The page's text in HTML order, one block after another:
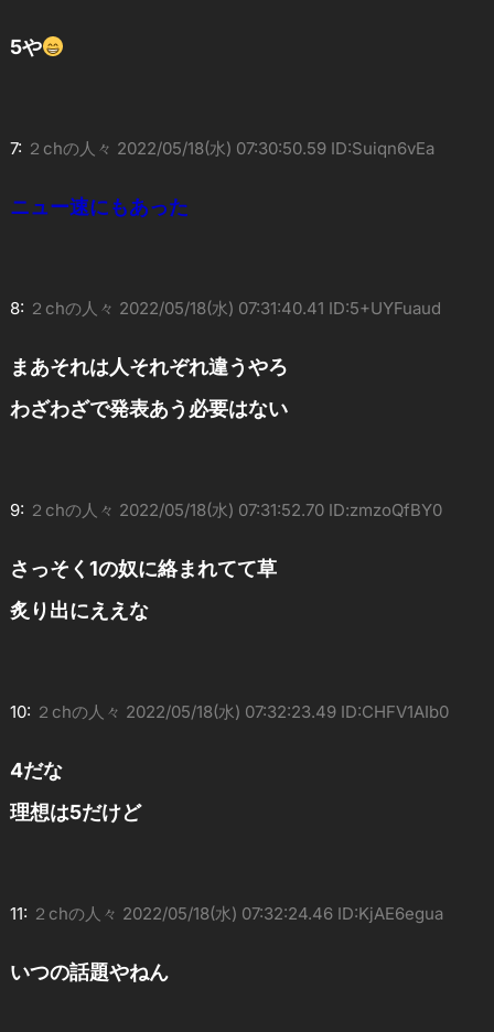
5や
7: ２chの人々 2022/05/18(水) 07:30:50.59 ID:Suiqn6vEa
ニュー速にもあった
8: ２chの人々 2022/05/18(水) 07:31:40.41 ID:5+UYFuaud
まあそれは人それぞれ違うやろ
わざわざで発表あう必要はない
9: ２chの人々 2022/05/18(水) 07:31:52.70 ID:zmzoQfBY0
さっそく1の奴に絡まれてて草
炙り出にええな
10: ２chの人々 2022/05/18(水) 07:32:23.49 ID:CHFV1AIb0
4だな
理想は5だけど
11: ２chの人々 2022/05/18(水) 07:32:24.46 ID:KjAE6egua
いつの話題やねん